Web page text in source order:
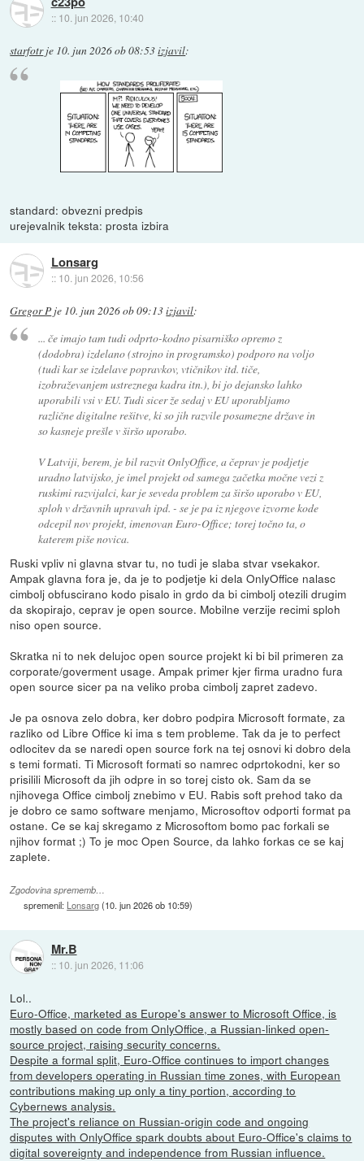
:: 10. jun 2026, 10:40
starfotrje 10. jun 2026 ob 08:53izjavil:
standard: obvezni predpis
urejevalnik teksta: prosta izbira
Lonsarg
:: 10. jun 2026, 10:56
Gregor P je 10. jun 2026 ob 09:13izjavil:
... če imajo tam tudi odprto-kodno pisarniško opremo z
(dodobra) izdelano (strojno in programsko) podporo na voljo
(tudi kar se izdelave popravkov, vtičnikov itd. tiče,
izobraževanjem ustreznega kadra itn.), bi jo dejansko lahko
uporabili vsi v EU. Tudi sicer že sedaj v EU uporabljamo
različne digitalne rešitve, ki so jih razvile posamezne države in
so kasneje prešle v širšo uporabo.
V Latviji, berem, je bil razvit OnlyOffice, a čeprav je podjetje
uradno latvijsko, je imel projekt od samega začetka močne vezi z
ruskimi razvijalci, kar je seveda problem za širšo uporabo v EU,
sploh v državnih upravah ipd. - se je pa iz njegove izvorne kode
odcepil nov projekt, imenovan Euro-Office; torej točno ta, o
katerem piše novica.
Ruski vpliv ni glavna stvar tu, no tudi je slaba stvar vsekakor.
Ampak glavna fora je, da je to podjetje ki dela OnlyOffice nalasc
cimbolj obfuscirano kodo pisalo in grdo da bi cimbolj otezili drugim
da skopirajo, ceprav je open source. Mobilne verzije recimi sploh
niso open source.
Skratka ni to nek delujoc open source projekt ki bi bil primeren za
corporate/goverment usage. Ampak primer kjer firma uradno fura
open source sicer pa na veliko proba cimbolj zapret zadevo.
Je pa osnova zelo dobra, ker dobro podpira Microsoft formate, za
razliko od Libre Office ki ima s tem probleme. Tak da je to perfect
odlocitev da se naredi open source fork na tej osnovi ki dobro dela
s temi formati. Ti Microsoft formati so namrec odprtokodni, ker so
prisilili Microsoft da jih odpre in so torej cisto ok. Sam da se
njihovega Office cimbolj znebimo v EU. Rabis soft prehod tako da
je dobro ce samo software menjamo, Microsoftov odporti format pa
ostane. Ce se kaj skregamo z Microsoftom bomo pac forkali se
njihov format ;) To je moc Open Source, da lahko forkas ce se kaj
zaplete.
Zgodovina sprememb…
spremenil: Lonsarg(10. jun 2026 ob 10:59)
Mr.B
:: 10. jun 2026, 11:06
Lol..
Euro-Office, marketed as Europe's answer to Microsoft Office, is
mostly based on code from OnlyOffice, a Russian-linked open-
source project, raising security concerns.
Despite a formal split, Euro-Office continues to import changes
from developers operating in Russian time zones, with European
contributions making up only a tiny portion, according to
Cybernews analysis.
The project's reliance on Russian-origin code and ongoing
disputes with OnlyOffice spark doubts about Euro-Office's claims to
digital sovereignty and independence from Russian influence.